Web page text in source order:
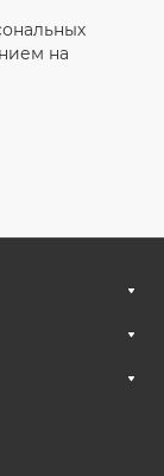
на